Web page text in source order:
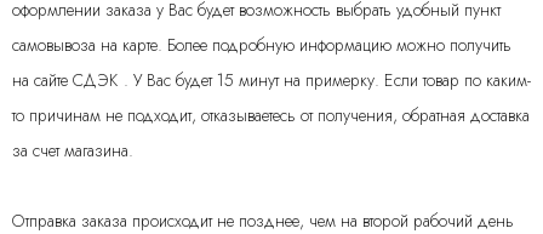
оформлении заказа у Вас будет возможность выбрать удобный пункт
самовывоза на карте. Более подробную информацию можно получить
на сайте СДЭК . У Вас будет 15 минут на примерку. Если товар по каким-
то причинам не подходит, отказываетесь от получения, обратная доставка
за счет магазина.
Отправка заказа происходит не позднее, чем на второй рабочий день